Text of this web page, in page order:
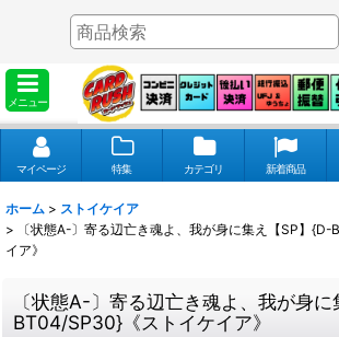
メニュー
マイページ 特集 カテゴリ 新着商品
ホーム > ストイケイア
>
〔状態A-〕寄る辺亡き魂よ、我が身に集え【SP】
イア》
〔状態A-〕寄る辺亡き魂よ、我が身
BT04/SP30}《ストイケイア》